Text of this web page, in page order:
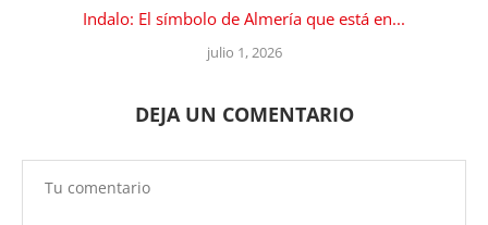
Indalo: El símbolo de Almería que está en...
julio 1, 2026
DEJA UN COMENTARIO